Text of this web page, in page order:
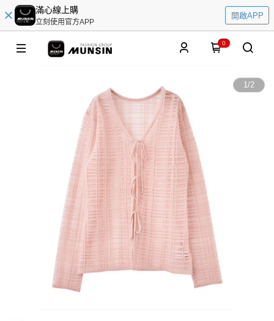
滿心線上購
立刻使用官方APP
開啟APP
0
1/2